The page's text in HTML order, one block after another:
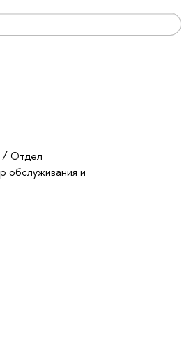
/ Отдел
обслуживания и